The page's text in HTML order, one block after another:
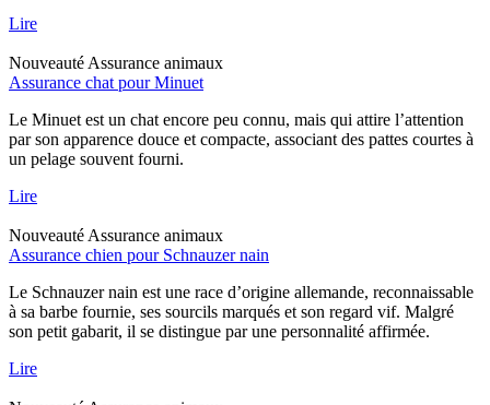
Lire
Nouveauté Assurance animaux
Assurance chat pour Minuet
Le Minuet est un chat encore peu connu, mais qui attire l’attention
par son apparence douce et compacte, associant des pattes courtes à
un pelage souvent fourni.
Lire
Nouveauté Assurance animaux
Assurance chien pour Schnauzer nain
Le Schnauzer nain est une race d’origine allemande, reconnaissable
à sa barbe fournie, ses sourcils marqués et son regard vif. Malgré
son petit gabarit, il se distingue par une personnalité affirmée.
Lire